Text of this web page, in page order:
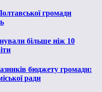
громади
більше ніж 10
бюджету громади:
ради